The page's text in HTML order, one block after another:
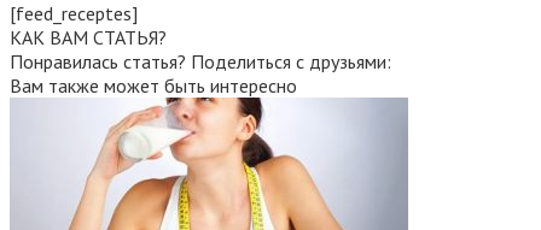
[feed_receptes]
КАК ВАМ СТАТЬЯ?
Понравилась статья? Поделиться с друзьями:
Вам также может быть интересно